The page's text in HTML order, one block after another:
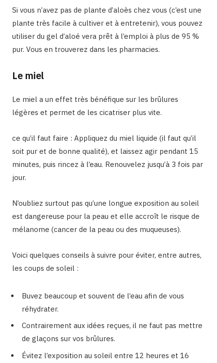
Si vous n’avez pas de plante d’aloès chez vous (c’est une
plante très facile à cultiver et à entretenir), vous pouvez
utiliser du gel d’aloé vera prêt à l’emploi à plus de 95 %
pur. Vous en trouverez dans les pharmacies.
Le miel
Le miel a un effet très bénéfique sur les brûlures
légères et permet de les cicatriser plus vite.
ce qu’il faut faire : Appliquez du miel liquide (il faut qu’il
soit pur et de bonne qualité), et laissez agir pendant 15
minutes, puis rincez à l’eau. Renouvelez jusqu’à 3 fois par
jour.
N’oubliez surtout pas qu’une longue exposition au soleil
est dangereuse pour la peau et elle accroît le risque de
mélanome (cancer de la peau ou des muqueuses).
Voici quelques conseils à suivre pour éviter, entre autres,
les coups de soleil :
Buvez beaucoup et souvent de l’eau afin de vous
réhydrater.
Contrairement aux idées reçues, il ne faut pas mettre
de glaçons sur vos brûlures.
Évitez l’exposition au soleil entre 12 heures et 16